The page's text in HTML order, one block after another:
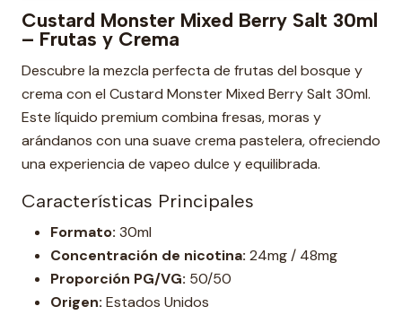
Custard Monster Mixed Berry Salt 30ml
– Frutas y Crema
Descubre la mezcla perfecta de frutas del bosque y
crema con el Custard Monster Mixed Berry Salt 30ml.
Este líquido premium combina fresas, moras y
arándanos con una suave crema pastelera, ofreciendo
una experiencia de vapeo dulce y equilibrada.
Características Principales
Formato: 30ml
Concentración de nicotina: 24mg / 48mg
Proporción PG/VG: 50/50
Origen: Estados Unidos